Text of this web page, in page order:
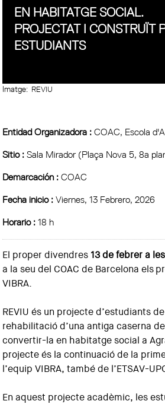
EN HABITATGE SOCIAL.
PROJECTAT I CONSTRUÏT
ESTUDIANTS
Imatge: REVIU
Entidad Organizadora :COAC, Escola
Sitio :Sala Mirador (Plaça Nova 5, 8a
Demarcación :COAC
Fecha inicio :Viernes, 13 Febrero, 2026
Horario :18 h
El proper divendres 13 de febrer a
a la seu del COAC de Barcelona els
VIBRA.
REVIU és un projecte d’estudiants de
rehabilitació d’una antiga caserna
convertir-la en habitatge social a
projecte és la continuació de la
l’equip VIBRA, també de l’ETSAV-
En aquest projecte acadèmic, les